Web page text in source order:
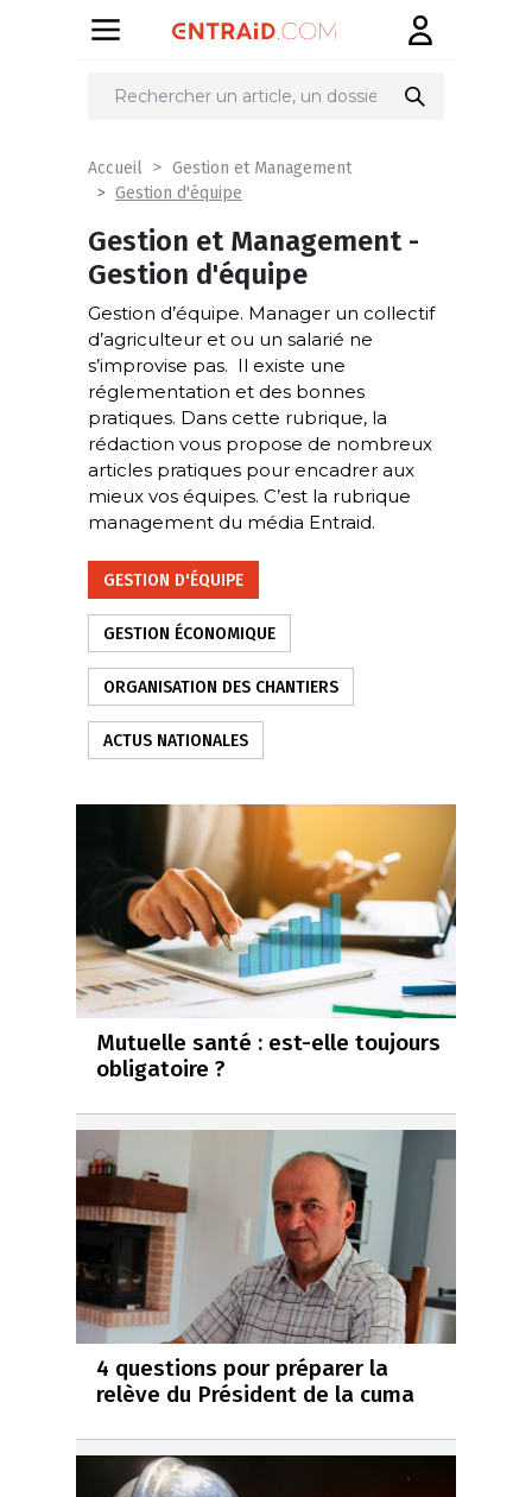
Accueil
Gestion et Management
Gestion d'équipe
Gestion et Management -
Gestion d'équipe
Gestion d’équipe. Manager un collectif
d’agriculteur et ou un salarié ne
s’improvise pas. Il existe une
réglementation et des bonnes
pratiques. Dans cette rubrique, la
rédaction vous propose de nombreux
articles pratiques pour encadrer aux
mieux vos équipes. C’est la rubrique
management du média Entraid.
GESTION D'ÉQUIPE
GESTION ÉCONOMIQUE
ORGANISATION DES CHANTIERS
ACTUS NATIONALES
Mutuelle santé : est-elle toujours
obligatoire ?
4 questions pour préparer la
relève du Président de la cuma